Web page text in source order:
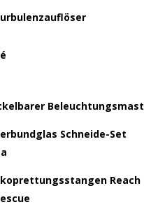
Beleuchtungsmast
Schneide-Set
Reach